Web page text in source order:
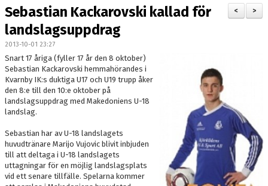
BILDGALLERI
MEDLEMSKAP
LEDARE
KONTAKT
>
<
Sebastian Kackarovski kallad för
landslagsuppdrag
2013-10-01 23:27
Snart 17 åriga (fyller 17 år den 8 oktober)
Sebastian Kackarovski hemmahörandes i
Kvarnby IK:s duktiga U17 och U19 trupp åker
den 8:e till den 10:e oktober på
landslagsuppdrag med Makedoniens U-18
landslag.
Sebastian har av U-18 landslagets
huvudtränare Marijo Vujovic blivit inbjuden
till att deltaga i U-18 landslagets
uttagningar för en möjlig landslagsplats
vid ett senare tillfälle. Spelarna kommer